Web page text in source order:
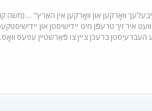
וואָרקען און וואָרקען אין האַרץ" ... (משה
איר זיך טרעפֿן מיט ײִדישיסטן און
העברעיִסטן ברעכן צײן צו פֿאַרשטיין עפּעס